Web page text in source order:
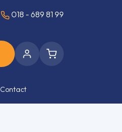
018 - 689 81 99
Contact